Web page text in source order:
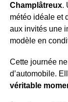
Champlâtreux.
météo idéale et
aux invités une
modèle en
Cette journée
d’automobile.
véritable